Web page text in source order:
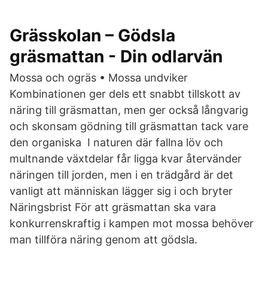
Grässkolan – Gödsla
gräsmattan - Din odlarvän
Mossa och ogräs • Mossa undviker
Kombinationen ger dels ett snabbt tillskott av
näring till gräsmattan, men ger också långvarig
och skonsam gödning till gräsmattan tack vare
den organiska I naturen där fallna löv och
multnande växtdelar får ligga kvar återvänder
näringen till jorden, men i en trädgård är det
vanligt att människan lägger sig i och bryter
Näringsbrist För att gräsmattan ska vara
konkurrenskraftig i kampen mot mossa behöver
man tillföra näring genom att gödsla.